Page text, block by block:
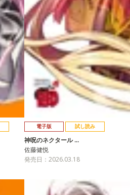
電子版 試し読み
神呪のネクタール …
佐藤健悦
発売日：2026.03.18